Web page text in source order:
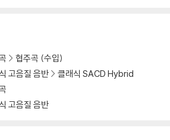
협주곡 (수입)
고음질 음반
클래식 SACD Hybrid
고음질 음반